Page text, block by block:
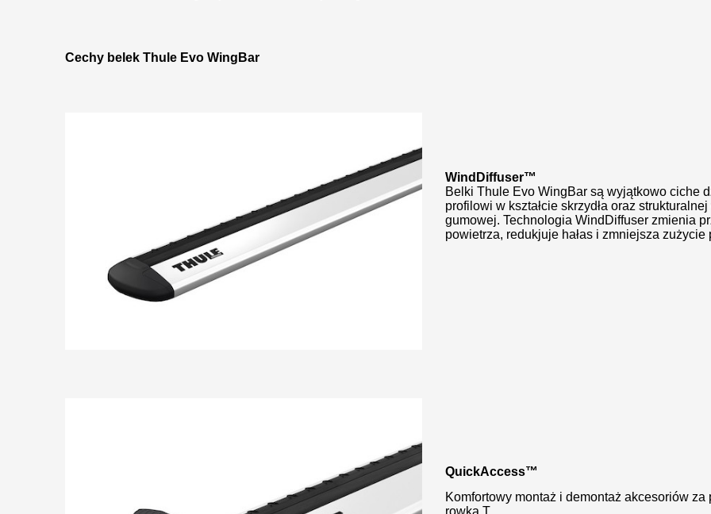
Cechy belek Thule Evo WingBar
WindDiffuser™
Belki Thule Evo WingBar są wyjątkowo ciche
profilowi w kształcie skrzydła oraz strukturalnej
gumowej. Technologia WindDiffuser zmienia
powietrza, redukjuje hałas i zmniejsza zużycie
QuickAccess™
Komfortowy montaż i demontaż akcesoriów za
rowka T